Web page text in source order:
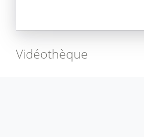
Vidéothèque